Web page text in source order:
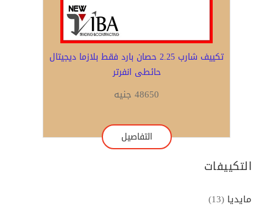
تكييف شارب 2.25 حصان بارد فقط بلازما ديجيتال
حائطى انفرتر
48650 جنيه
التفاصيل
التكييفات
مايديا (13)